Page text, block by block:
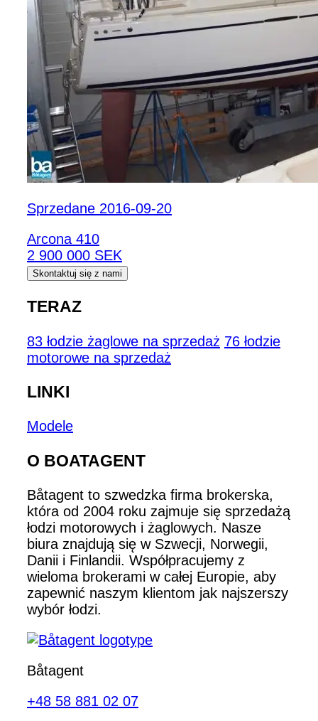
Sprzedane 2016-09-20
Arcona 410
2 900 000 SEK
Skontaktuj się z nami
TERAZ
83 łodzie żaglowe na sprzedaż 76 łodzie
motorowe na sprzedaż
LINKI
Modele
O BOATAGENT
Båtagent to szwedzka firma brokerska,
która od 2004 roku zajmuje się sprzedażą
łodzi motorowych i żaglowych. Nasze
biura znajdują się w Szwecji, Norwegii,
Danii i Finlandii. Współpracujemy z
wieloma brokerami w całej Europie, aby
zapewnić naszym klientom jak najszerszy
wybór łodzi.
Båtagent
+48 58 881 02 07